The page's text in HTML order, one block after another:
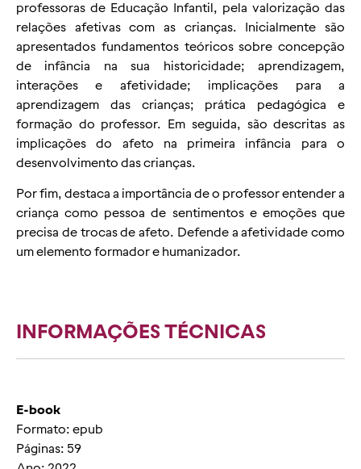
professoras de Educação Infantil, pela valorização das
relações afetivas com as crianças. Inicialmente são
apresentados fundamentos teóricos sobre concepção
de infância na sua historicidade; aprendizagem,
interações e afetividade; implicações para a
aprendizagem das crianças; prática pedagógica e
formação do professor. Em seguida, são descritas as
implicações do afeto na primeira infância para o
desenvolvimento das crianças.
Por fim, destaca a importância de o professor entender a
criança como pessoa de sentimentos e emoções que
precisa de trocas de afeto. Defende a afetividade como
um elemento formador e humanizador.
INFORMAÇÕES TÉCNICAS
E-book
Formato: epub
Páginas: 59